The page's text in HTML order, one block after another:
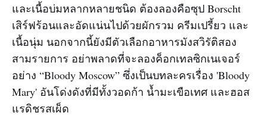
และเนื้อบ่มหลากหลายชนิด ต้องลองคือซุป Borscht
เสิร์ฟร้อนและอัดแน่นไปด้วยผักรวม ครีมเปรี้ยว และ
เนื้อนุ่ม นอกจากนี้ยังมีตัวเลือกอาหารมังสวิรัติสอง
สามรายการ อย่าพลาดที่จะลองค็อกเทลซิกเนเจอร์
อย่าง “Bloody Moscow” ซึ่งเป็นบทละครเรื่อง 'Bloody
Mary' อันโด่งดังที่มีทั้งวอดก้า น้ำมะเขือเทศ และฮอส
แรดิชรสเผ็ด